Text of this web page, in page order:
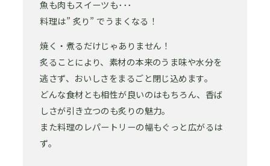
魚も肉もスイーツも･･･
料理は” 炙り” でうまくなる！
焼く・煮るだけじゃありません！
炙ることにより、素材の本来のうま味や水分を
逃さず、おいしさをまるごと閉じ込めます。
どんな食材とも相性が良いのはもちろん、香ば
しさが引き立つのも炙りの魅力。
また料理のレパートリーの幅もぐっと広がるは
ず。